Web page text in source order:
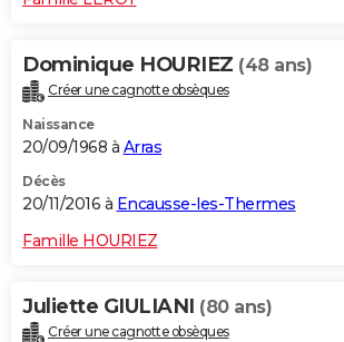
Dominique HOURIEZ (48 ans)
Créer une cagnotte obsèques
Naissance
20/09/1968 à Arras
Décès
20/11/2016 à Encausse-les-Thermes
Famille HOURIEZ
Juliette GIULIANI (80 ans)
Créer une cagnotte obsèques